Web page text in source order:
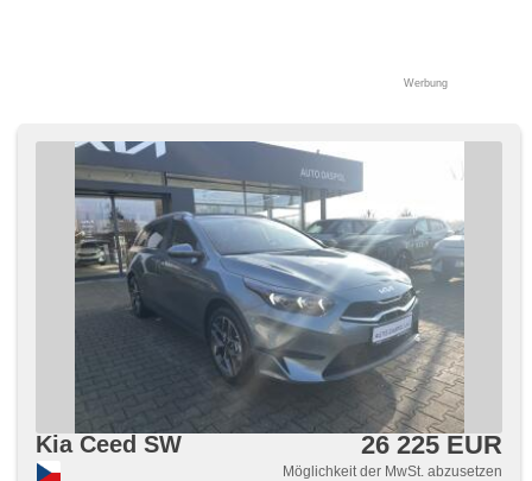
Werbung
Kia Ceed SW 26 225 EUR
Möglichkeit der MwSt. abzusetzen